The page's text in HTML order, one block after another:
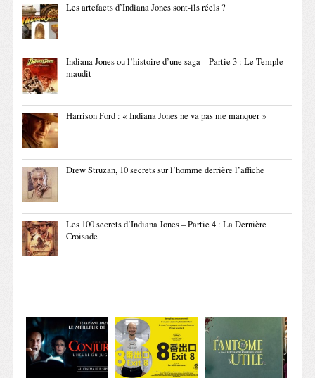
Les artefacts d’Indiana Jones sont-ils réels ?
Indiana Jones ou l’histoire d’une saga – Partie 3 : Le Temple
maudit
Harrison Ford : « Indiana Jones ne va pas me manquer »
Drew Struzan, 10 secrets sur l’homme derrière l’affiche
Les 100 secrets d’Indiana Jones – Partie 4 : La Dernière
Croisade